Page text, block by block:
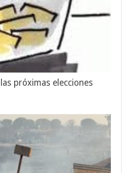
próximas elecciones